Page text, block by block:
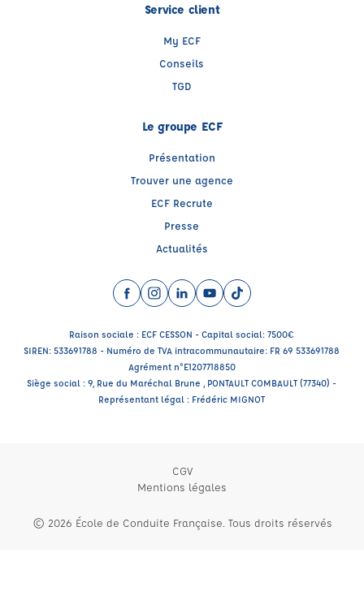
Service client
My ECF
Conseils
TGD
Le groupe ECF
Présentation
Trouver une agence
ECF Recrute
Presse
Actualités
Facebook (nouvelle fenêtre)
Instagram (nouvelle fenêtre)
LinkedIn (nouvelle fenêtre)
YouTube (nouvelle fenêtre)
TikTok (nouvelle
Raison sociale : ECF CESSON - Capital social: 7500€
SIREN: 533691788 - Numéro de TVA intracommunautaire: FR 69 533691788
Agrément n°E1207718850
Siège social : 9, Rue du Maréchal Brune , PONTAULT COMBAULT (77340) -
Représentant légal : Frédéric MIGNOT
CGV
Mentions légales
© 2026 École de Conduite Française. Tous droits réservés